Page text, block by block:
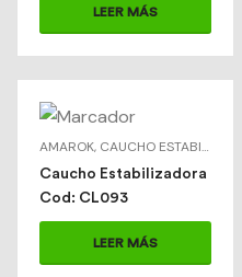
LEER MÁS
AMAROK, CAUCHO ESTABILIZADORA
Caucho Estabilizadora
Cod: CL093
LEER MÁS